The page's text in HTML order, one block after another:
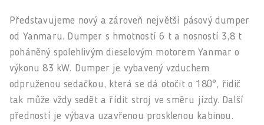
Představujeme nový a zároveň největší pásový dumper
od Yanmaru. Dumper s hmotností 6 t a nosností 3,8 t
poháněný spolehlivým dieselovým motorem Yanmar o
výkonu 83 kW. Dumper je vybavený vzduchem
odpruženou sedačkou, která se dá otočit o 180°, řidič
tak může vždy sedět a řídit stroj ve směru jízdy. Další
předností je výbava uzavřenou prosklenou kabinou.